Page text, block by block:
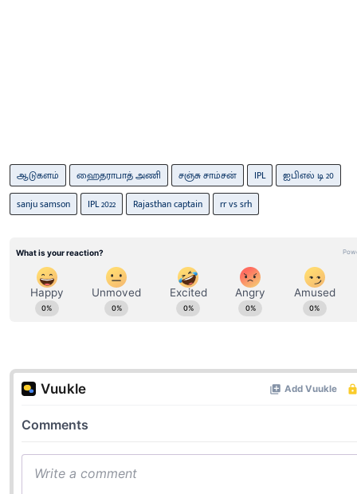
ஆடுகளம் ஹைதராபாத் அணி சஞ்சு சாம்சன் IPL
ஐபிஎல் டி 20
sanju samson
IPL 2022 Rajasthan captain rr vs srh